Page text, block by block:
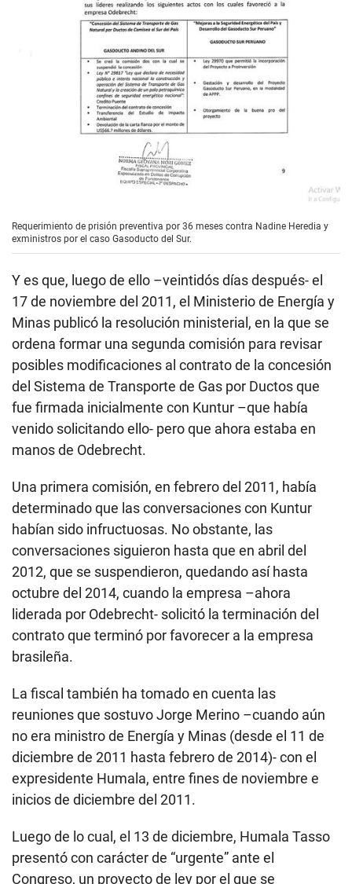
Requerimiento de prisión preventiva por 36 meses contra Nadine Heredia y
exministros por el caso Gasoducto del Sur.
Y es que, luego de ello –veintidós días después- el
17 de noviembre del 2011, el Ministerio de Energía y
Minas publicó la resolución ministerial, en la que se
ordena formar una segunda comisión para revisar
posibles modificaciones al contrato de la concesión
del Sistema de Transporte de Gas por Ductos que
fue firmada inicialmente con Kuntur –que había
venido solicitando ello- pero que ahora estaba en
Una primera comisión, en febrero del 2011, había
determinado que las conversaciones con Kuntur
habían sido infructuosas. No obstante, las
conversaciones siguieron hasta que en abril del
2012, que se suspendieron, quedando así hasta
octubre del 2014, cuando la empresa –ahora
liderada por Odebrecht- solicitó la terminación del
contrato que terminó por favorecer a la empresa
La fiscal también ha tomado en cuenta las
reuniones que sostuvo Jorge Merino –cuando aún
no era ministro de Energía y Minas (desde el 11 de
diciembre de 2011 hasta febrero de 2014)- con el
expresidente Humala, entre fines de noviembre e
inicios de diciembre del 2011.
Luego de lo cual, el 13 de diciembre, Humala Tasso
Congreso, un proyecto de ley por el que se
“declaraba de necesidad pública e interés nacional la
construcción y operación del sistema de transporte
del gas natural y de la creación de un polo
petroquímico con fines de seguridad energética”. El
proyecto fue aprobado y promulgado el 22 de
Entrelos documentos , se ha presentado copias de
las agendas reconocidas por la ex primera dama en